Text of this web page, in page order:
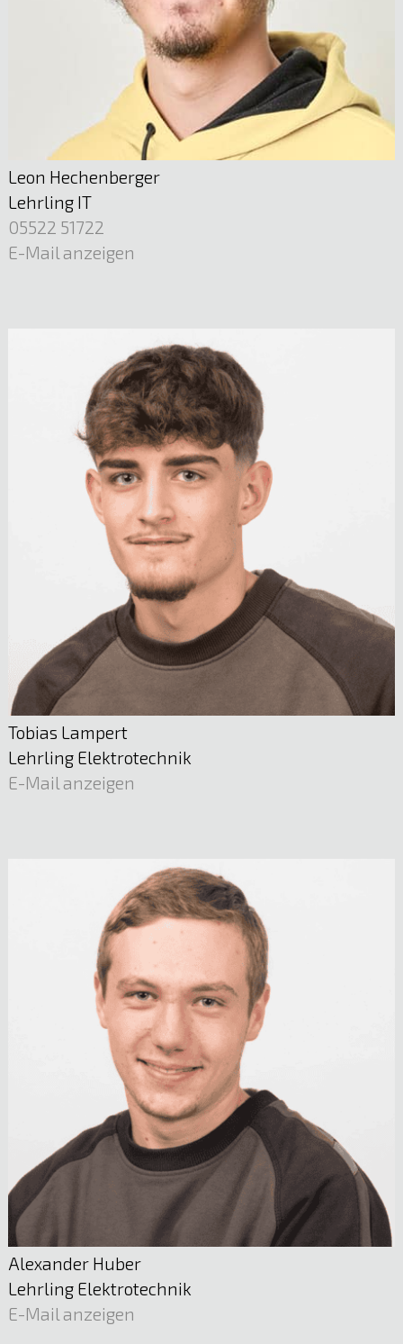
Ing. Christian Oberhauser
Leitung Elektro-Anlagenbau
05522 51722
E-Mail anzeigen
Leon Hechenberger
Lehrling IT
05522 51722
E-Mail anzeigen
Tobias Lampert
Lehrling Elektrotechnik
E-Mail anzeigen
Alexander Huber
Lehrling Elektrotechnik
E-Mail anzeigen